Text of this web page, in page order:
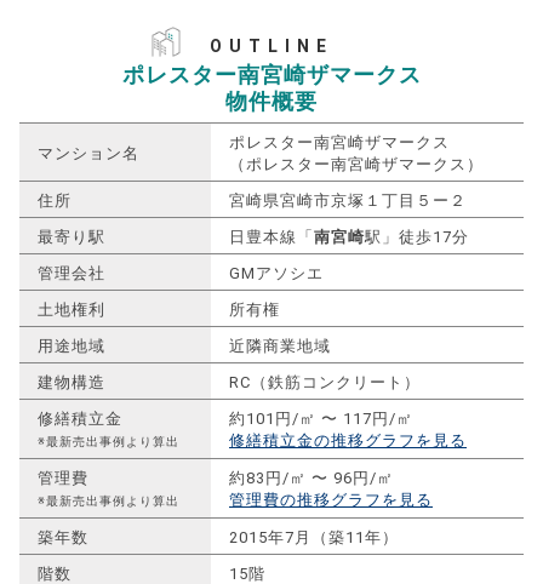
OUTLINE
ポレスター南宮崎ザマークス
物件概要
マンション名
ポレスター南宮崎ザマークス
（ポレスター南宮崎ザマークス）
住所
宮崎県宮崎市京塚１丁目５ー２
最寄り駅
日豊本線「南宮崎駅」徒歩17分
管理会社
GMアソシエ
土地権利
所有権
用途地域
近隣商業地域
建物構造
RC（鉄筋コンクリート）
修繕積立金
※最新売出事例より算出
約101円/㎡ 〜 117円/㎡
修繕積立金の推移グラフを見る
管理費
※最新売出事例より算出
約83円/㎡ 〜 96円/㎡
管理費の推移グラフを見る
築年数
2015年7月（築11年）
階数
15階